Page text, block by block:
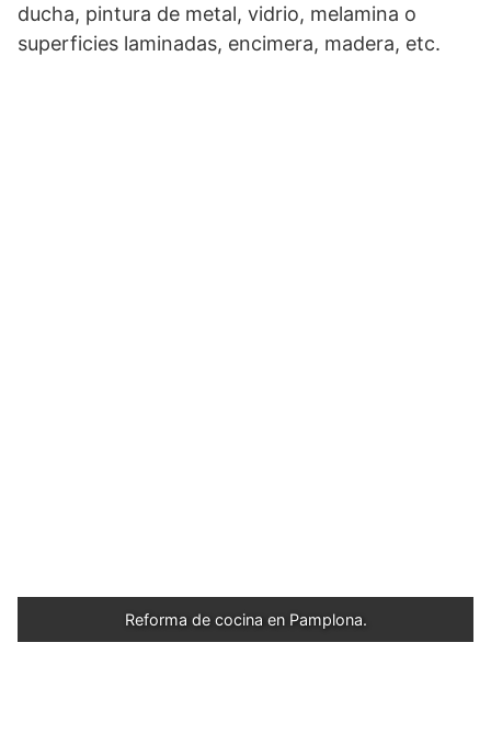
ducha, pintura de metal, vidrio, melamina o
superficies laminadas, encimera, madera, etc.
Reforma de cocina en Pamplona.